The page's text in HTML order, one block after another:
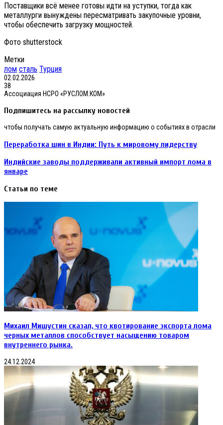
Поставщики всё менее готовы идти на уступки, тогда как
металлурги вынуждены пересматривать закупочные уровни,
чтобы обеспечить загрузку мощностей.
Фото shutterstock
Метки
лом сталь Турция
02.02.2026
38
Ассоциация НСРО «РУСЛОМ.КОМ»
Подпишитесь на рассылку новостей
чтобы получать самую актуальную информацию о событиях в отрасли
Переработка
шин
в
Индии:
Путь
мировому
Переработка шин в Индии: Путь к мировому лидерству
Индийские
заводы
поддерживали
активный
импорт
лома
Индийские заводы поддерживали активный импорт лома в
январе
Статьи по теме
Михаил Мишустин сказал, что квотирование экспорта лома
черных металлов способствует насыщению товаром
внутреннего рынка.
24.12.2024